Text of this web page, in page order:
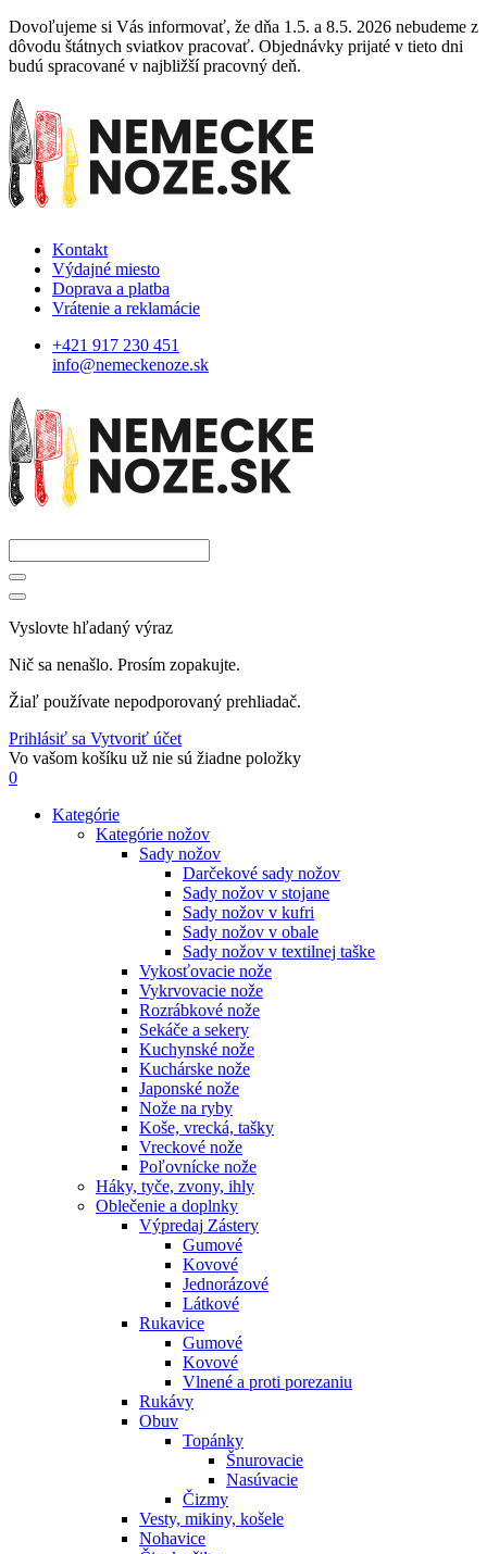
Dovoľujeme si Vás informovať, že dňa 1.5. a 8.5. 2026 nebudeme z
dôvodu štátnych sviatkov pracovať. Objednávky prijaté v tieto dni
budú spracované v najbližší pracovný deň.
Kontakt
Výdajné miesto
Doprava a platba
Vrátenie a reklamácie
+421 917 230 451
info@nemeckenoze.sk
Vyslovte hľadaný výraz
Nič sa nenašlo. Prosím zopakujte.
Žiaľ používate nepodporovaný prehliadač.
Prihlásiť sa Vytvoriť účet
Vo vašom košíku už nie sú žiadne položky
0
Kategórie
Kategórie nožov
Sady nožov
Darčekové sady nožov
Sady nožov v stojane
Sady nožov v kufri
Sady nožov v obale
Sady nožov v textilnej taške
Vykosťovacie nože
Vykrvovacie nože
Rozrábkové nože
Sekáče a sekery
Kuchynské nože
Kuchárske nože
Japonské nože
Nože na ryby
Koše, vrecká, tašky
Vreckové nože
Poľovnícke nože
Háky, tyče, zvony, ihly
Oblečenie a doplnky
Výpredaj Zástery
Gumové
Kovové
Jednorázové
Látkové
Rukavice
Gumové
Kovové
Vlnené a proti porezaniu
Rukávy
Obuv
Topánky
Šnurovacie
Nasúvacie
Čizmy
Vesty, mikiny, košele
Nohavice